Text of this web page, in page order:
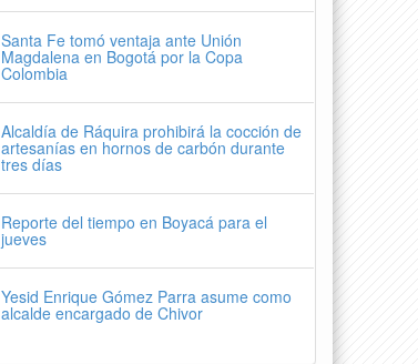
Santa Fe tomó ventaja ante Unión
Magdalena en Bogotá por la Copa
Colombia
Alcaldía de Ráquira prohibirá la cocción de
artesanías en hornos de carbón durante
tres días
Reporte del tiempo en Boyacá para el
jueves
Yesid Enrique Gómez Parra asume como
alcalde encargado de Chivor